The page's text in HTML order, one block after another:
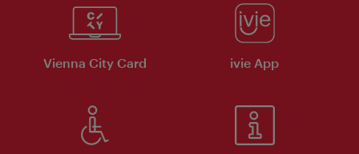
Vienna City Card ivie App